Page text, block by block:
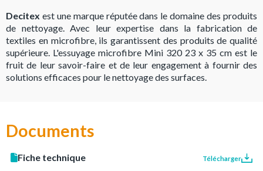
Decitex est une marque réputée dans le domaine des produits
de nettoyage. Avec leur expertise dans la fabrication de
textiles en microfibre, ils garantissent des produits de qualité
supérieure. L'essuyage microfibre Mini 320 23 x 35 cm est le
fruit de leur savoir-faire et de leur engagement à fournir des
solutions efficaces pour le nettoyage des surfaces.
Documents
Fiche technique Télécharger